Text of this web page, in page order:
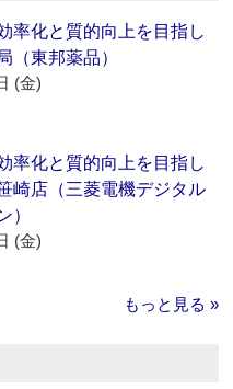
率化と質的向上を目指し
（東邦薬品）
(金)
率化と質的向上を目指し
崎店（三菱電機デジタル
）
(金)
もっと見る »